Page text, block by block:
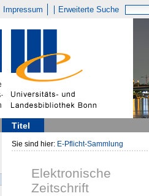
Impressum Erweiterte Suche
Titel
Sie sind hier: E-Pflicht-Sammlung
Elektronische
Zeitschrift